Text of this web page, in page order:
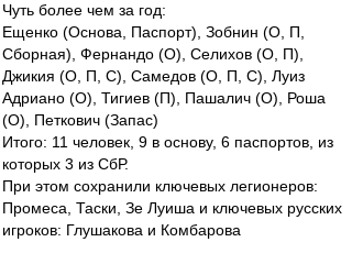
Чуть более чем за год:
Ещенко (Основа, Паспорт), Зобнин (О, П,
Сборная), Фернандо (О), Селихов (О, П),
Джикия (О, П, С), Самедов (О, П, С), Луиз
Адриано (О), Тигиев (П), Пашалич (О), Роша
(О), Петкович (Запас)
Итого: 11 человек, 9 в основу, 6 паспортов, из
которых 3 из СбР.
При этом сохранили ключевых легионеров:
Промеса, Таски, Зе Луиша и ключевых русских
игроков: Глушакова и Комбарова